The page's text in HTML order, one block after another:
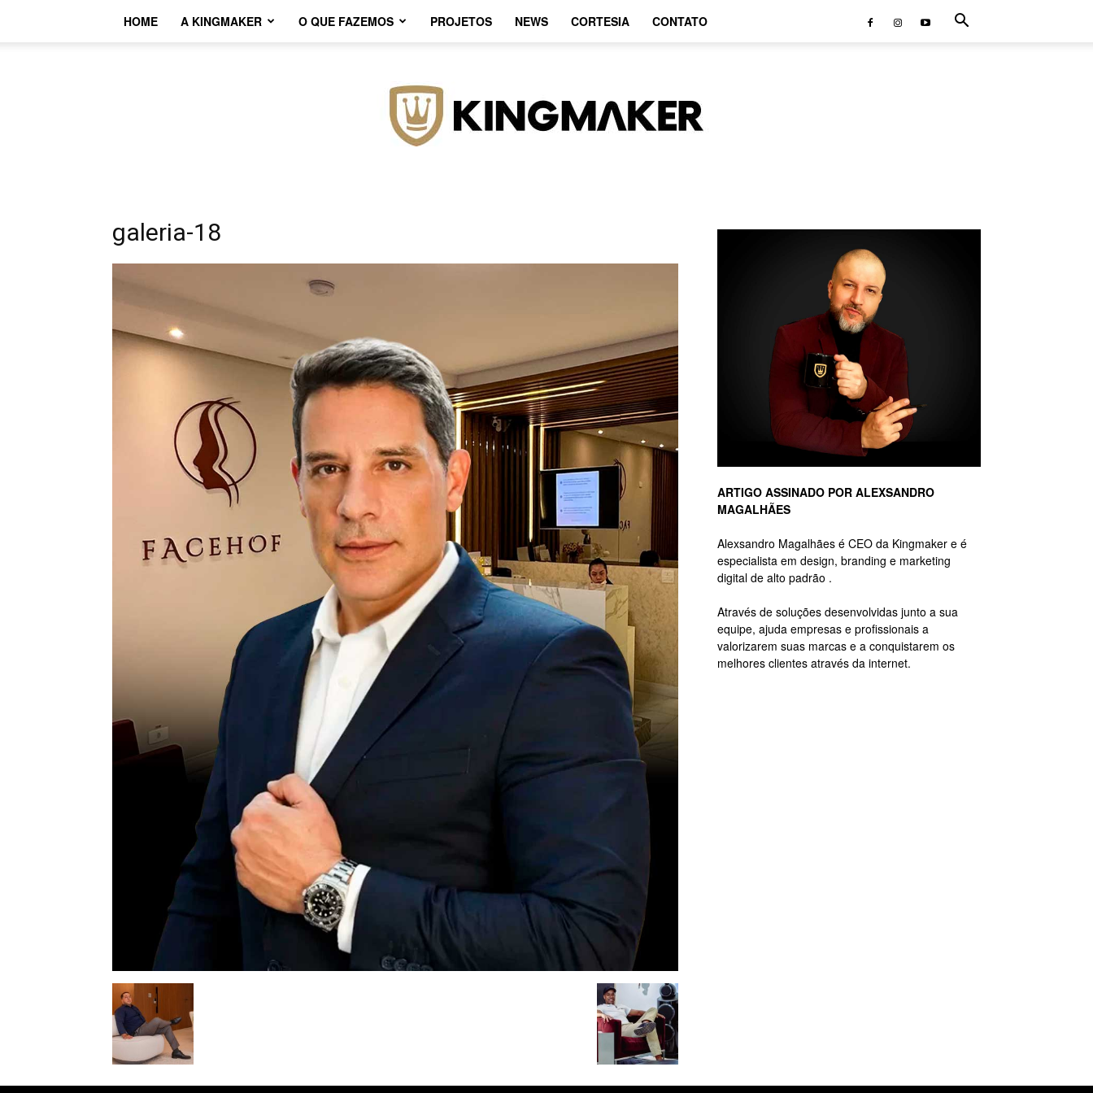
HOME A KINGMAKER O QUE FAZEMOS PROJETOS NEWS CORTESIA CONTATO
de
Branding
de
Alto
Padrão,
galeria-18
ARTIGO ASSINADO POR ALEXSANDRO
MAGALHÃES
Alexsandro Magalhães é CEO da Kingmaker e é
especialista em design, branding e marketing
digital de alto padrão .
Através de soluções desenvolvidas junto a sua
equipe, ajuda empresas e profissionais a
valorizarem suas marcas e a conquistarem os
melhores clientes através da internet.